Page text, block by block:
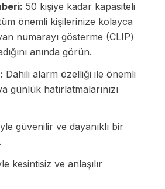
50 kişiye kadar kapasiteli
önemli kişilerinize kolayca
numarayı gösterme (CLIP)
anında görün.
Dahili alarm özelliği ile önemli
günlük hatırlatmalarınızı
güvenilir ve dayanıklı bir
kesintisiz ve anlaşılır